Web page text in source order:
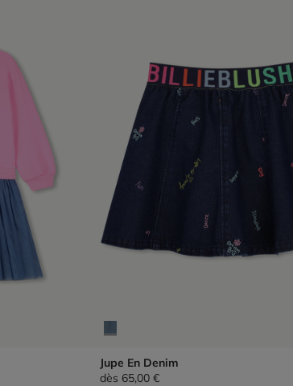
Jupe En Denim
dès 65,00 €